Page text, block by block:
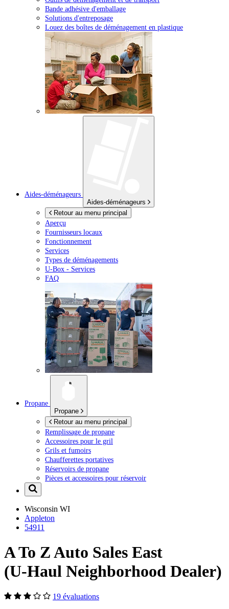
Bande adhésive d'emballage
Solutions d'entreposage
Louez des boîtes de déménagement en plastique
Aides-déménageurs
Aides-déménageurs
Retour au menu principal
Aperçu
Fournisseurs locaux
Fonctionnement
Services
Types de déménagements
U-Box - Services
FAQ
Propane
Propane
Retour au menu principal
Remplissage de propane
Accessoires pour le gril
Grils et fumoirs
Chaufferettes portatives
Réservoirs de propane
Pièces et accessoires pour réservoir
Wisconsin WI
Appleton
54911
A To Z Auto Sales East
(U-Haul Neighborhood Dealer)
19 évaluations